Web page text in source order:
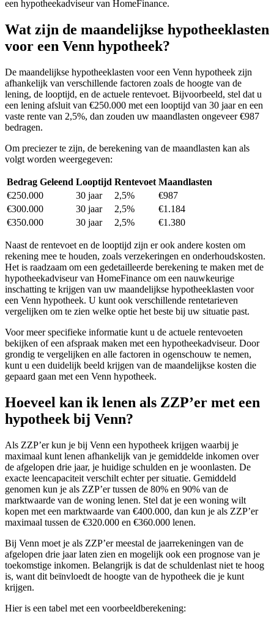
een hypotheekadviseur van HomeFinance.
Wat zijn de maandelijkse hypotheeklasten
voor een Venn hypotheek?
De maandelijkse hypotheeklasten voor een Venn hypotheek zijn
afhankelijk van verschillende factoren zoals de hoogte van de
lening, de looptijd, en de actuele rentevoet. Bijvoorbeeld, stel dat u
een lening afsluit van €250.000 met een looptijd van 30 jaar en een
vaste rente van 2,5%, dan zouden uw maandlasten ongeveer €987
bedragen.
Om preciezer te zijn, de berekening van de maandlasten kan als
volgt worden weergegeven:
Bedrag Geleend Looptijd Rentevoet Maandlasten
€250.000
30 jaar 2,5%
€987
€300.000
30 jaar 2,5%
€1.184
€350.000
30 jaar 2,5% €1.380
Naast de rentevoet en de looptijd zijn er ook andere kosten om
rekening mee te houden, zoals verzekeringen en onderhoudskosten.
Het is raadzaam om een gedetailleerde berekening te maken met de
hypotheekadviseur van HomeFinance om een nauwkeurige
inschatting te krijgen van uw maandelijkse hypotheeklasten voor
een Venn hypotheek. U kunt ook verschillende rentetarieven
vergelijken om te zien welke optie het beste bij uw situatie past.
Voor meer specifieke informatie kunt u de actuele rentevoeten
bekijken of een afspraak maken met een hypotheekadviseur. Door
grondig te vergelijken en alle factoren in ogenschouw te nemen,
kunt u een duidelijk beeld krijgen van de maandelijkse kosten die
gepaard gaan met een Venn hypotheek.
Hoeveel kan ik lenen als ZZP’er met een
hypotheek bij Venn?
Als ZZP’er kun je bij Venn een hypotheek krijgen waarbij je
maximaal kunt lenen afhankelijk van je gemiddelde inkomen over
de afgelopen drie jaar, je huidige schulden en je woonlasten. De
exacte leencapaciteit verschilt echter per situatie. Gemiddeld
genomen kun je als ZZP’er tussen de 80% en 90% van de
marktwaarde van de woning lenen. Stel dat je een woning wilt
kopen met een marktwaarde van €400.000, dan kun je als ZZP’er
maximaal tussen de €320.000 en €360.000 lenen.
Bij Venn moet je als ZZP’er meestal de jaarrekeningen van de
afgelopen drie jaar laten zien en mogelijk ook een prognose van je
toekomstige inkomen. Belangrijk is dat de schuldenlast niet te hoog
is, want dit beïnvloedt de hoogte van de hypotheek die je kunt
krijgen.
Hier is een tabel met een voorbeeldberekening: